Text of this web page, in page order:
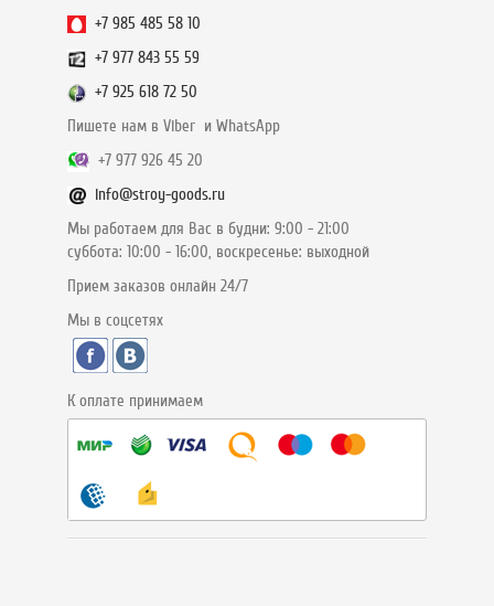
+7 985 485 58 10
+7 977 843 55 59
+7 925 618 72 50
Пишете нам в Viber и WhatsApp
+7 977 926 45 20
info@stroy-goods.ru
Мы работаем для Вас в будни: 9:00 - 21:00
суббота: 10:00 - 16:00, воскресенье: выходной
Прием заказов онлайн 24/7
Мы в соцсетях
К оплате принимаем